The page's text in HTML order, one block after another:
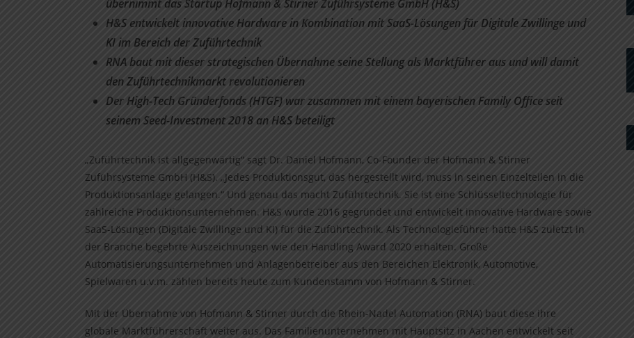
übernimmt das Startup Hofmann & Stirner Zuführsysteme GmbH (H&S)
H&S entwickelt innovative Hardware in Kombination mit SaaS-Lösungen für Digitale Zwillinge und
KI im Bereich der Zuführtechnik
RNA baut mit dieser strategischen Übernahme seine Stellung als Marktführer aus und will damit
den Zuführtechnikmarkt revolutionieren
Der High-Tech Gründerfonds (HTGF) war zusammen mit einem bayerischen Family Office seit
seinem Seed-Investment 2018 an H&S beteiligt
„Zuführtechnik ist allgegenwärtig“ sagt Dr. Daniel Hofmann, Co-Founder der Hofmann & Stirner
Zuführsysteme GmbH (H&S). „Jedes Produktionsgut, das hergestellt wird, muss in seinen Einzelteilen in die
Produktionsanlage gelangen.“ Und genau das macht Zuführtechnik. Sie ist eine Schlüsseltechnologie für
zahlreiche Produktionsunternehmen. H&S wurde 2016 gegründet und entwickelt innovative Hardware sowie
SaaS-Lösungen (Digitale Zwillinge und KI) für die Zuführtechnik. Als Technologieführer hatte H&S zuletzt in
der Branche begehrte Auszeichnungen wie den Handling Award 2020 erhalten. Große
Automatisierungsunternehmen und Anlagenbetreiber aus den Bereichen Elektronik, Automotive,
Spielwaren u.v.m. zählen bereits heute zum Kundenstamm von Hofmann & Stirner.
Mit der Übernahme von Hofmann & Stirner durch die Rhein-Nadel Automation (RNA) baut diese ihre
globale Marktführerschaft weiter aus. Das Familienunternehmen mit Hauptsitz in Aachen entwickelt seit